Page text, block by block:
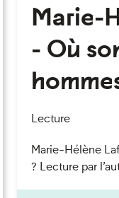
Marie-
- Où
Lecture
Marie-Hélène
? Lecture par